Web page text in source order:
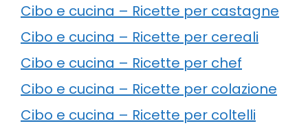
Cibo e cucina – Ricette per castagne
Cibo e cucina – Ricette per cereali
Cibo e cucina – Ricette per chef
Cibo e cucina – Ricette per colazione
Cibo e cucina – Ricette per coltelli